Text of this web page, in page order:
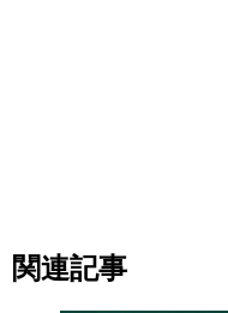
関連記事